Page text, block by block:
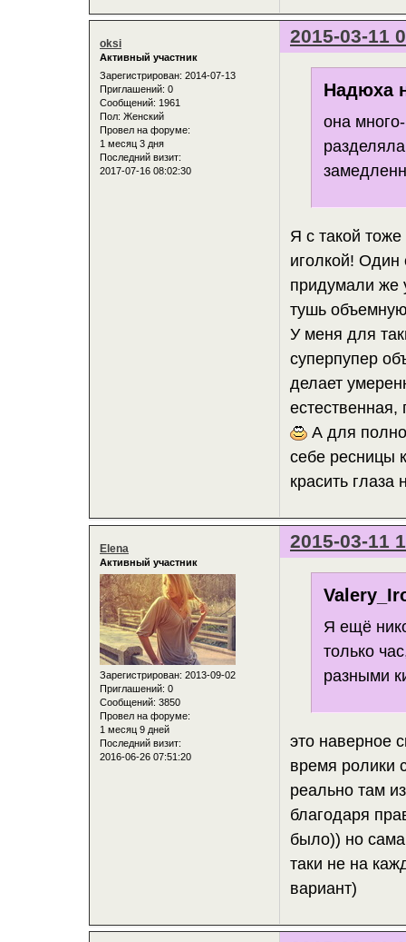
2015-03-11
oksi
Активный участник
Зарегистрирован: 2014-07-13
Приглашений: 0
Сообщений: 1961
Пол: Женский
Провел на форуме:
1 месяц 3 дня
Последний визит:
2017-07-16 08:02:30
Надюха
она
Я с такой
иголкой!
придумали же
тушь
У меня для
суперпупер
делает
А для
себе ресницы
красить
2015-03-11
Elena
Активный участник
Зарегистрирован: 2013-09-02
Приглашений: 0
Сообщений: 3850
Провел на форуме:
1 месяц 9 дней
Последний визит:
2016-06-26 07:51:20
Я ещё
только
разными
это наверное
время ролики
реально там
благодаря
было)) но сама
таки не на
вариант)